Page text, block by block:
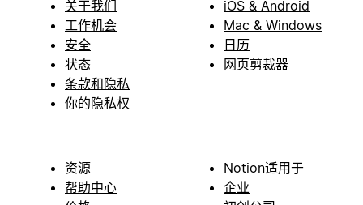
关于我们
工作机会
安全
状态
条款和隐私
你的隐私权
iOS & Android
Mac & Windows
日历
网页剪裁器
资源
帮助中心
Notion适用于
企业